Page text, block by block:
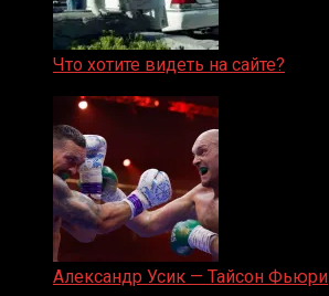
Что хотите видеть на сайте?
Александр Усик — Тайсон Фьюри